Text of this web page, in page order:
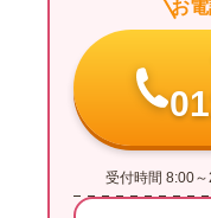
お
受付時間 8:00